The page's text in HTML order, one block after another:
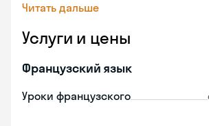
Читать дальше
Услуги и цены
Французский язык
Уроки французского